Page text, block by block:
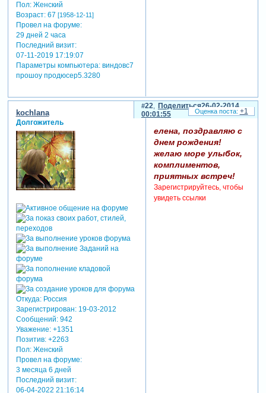
Пол:Женский
Возраст:67 [1958-12-11]
Провел на форуме:
29 дней 2 часа
Последний визит:
07-11-2019 17:19:07
Параметры компьютера:виндовс7
прошоу продюсер5.3280
Поделиться
22
26-02-2014
00:01:55
kochlana
Долгожитель
Откуда:Россия
Зарегистрирован: 19-03-2012
Сообщений:942
Уважение: +1351
Позитив: +2263
Пол:Женский
Провел на форуме:
3 месяца 6 дней
Последний визит:
06-04-2022 21:16:14
елена, поздравляю с
днем рождения!
желаю море улыбок,
комплиментов,
приятных встреч!
Зарегистрируйтесь, чтобы
увидеть ссылки
+1